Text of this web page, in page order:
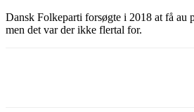
Dansk Folkeparti forsøgte i 2018 at få au
men det var der ikke flertal for.